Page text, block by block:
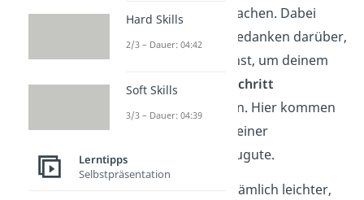
einenPlan
zu machen. Dabei
machst du dir Gedanken darüber,
was du tun kannst, um deinem
ZielSchritt für Schritt
näherzukommen. Hier kommen
deiner
Visualisierung zugute.
Dadurch ist es nämlich leichter,
Hard Skills
2/3 – Dauer: 04:42
Soft Skills
3/3 – Dauer: 04:39
Lerntipps
Selbstpräsentation